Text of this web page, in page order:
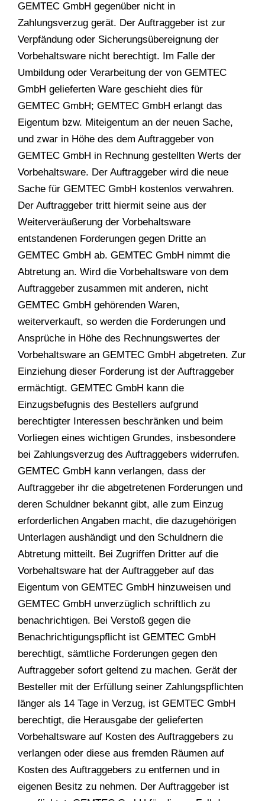
GEMTEC GmbH gegenüber nicht in
Zahlungsverzug gerät. Der Auftraggeber ist zur
Verpfändung oder Sicherungsübereignung der
Vorbehaltsware nicht berechtigt. Im Falle der
Umbildung oder Verarbeitung der von GEMTEC
GmbH gelieferten Ware geschieht dies für
GEMTEC GmbH; GEMTEC GmbH erlangt das
Eigentum bzw. Miteigentum an der neuen Sache,
und zwar in Höhe des dem Auftraggeber von
GEMTEC GmbH in Rechnung gestellten Werts der
Vorbehaltsware. Der Auftraggeber wird die neue
Sache für GEMTEC GmbH kostenlos verwahren.
Der Auftraggeber tritt hiermit seine aus der
Weiterveräußerung der Vorbehaltsware
entstandenen Forderungen gegen Dritte an
GEMTEC GmbH ab. GEMTEC GmbH nimmt die
Abtretung an. Wird die Vorbehaltsware von dem
Auftraggeber zusammen mit anderen, nicht
GEMTEC GmbH gehörenden Waren,
weiterverkauft, so werden die Forderungen und
Ansprüche in Höhe des Rechnungswertes der
Vorbehaltsware an GEMTEC GmbH abgetreten. Zur
Einziehung dieser Forderung ist der Auftraggeber
ermächtigt. GEMTEC GmbH kann die
Einzugsbefugnis des Bestellers aufgrund
berechtigter Interessen beschränken und beim
Vorliegen eines wichtigen Grundes, insbesondere
bei Zahlungsverzug des Auftraggebers widerrufen.
GEMTEC GmbH kann verlangen, dass der
Auftraggeber ihr die abgetretenen Forderungen und
deren Schuldner bekannt gibt, alle zum Einzug
erforderlichen Angaben macht, die dazugehörigen
Unterlagen aushändigt und den Schuldnern die
Abtretung mitteilt. Bei Zugriffen Dritter auf die
Vorbehaltsware hat der Auftraggeber auf das
Eigentum von GEMTEC GmbH hinzuweisen und
GEMTEC GmbH unverzüglich schriftlich zu
benachrichtigen. Bei Verstoß gegen die
Benachrichtigungspflicht ist GEMTEC GmbH
berechtigt, sämtliche Forderungen gegen den
Auftraggeber sofort geltend zu machen. Gerät der
Besteller mit der Erfüllung seiner Zahlungspflichten
länger als 14 Tage in Verzug, ist GEMTEC GmbH
berechtigt, die Herausgabe der gelieferten
Vorbehaltsware auf Kosten des Auftraggebers zu
verlangen oder diese aus fremden Räumen auf
Kosten des Auftraggebers zu entfernen und in
eigenen Besitz zu nehmen. Der Auftraggeber ist